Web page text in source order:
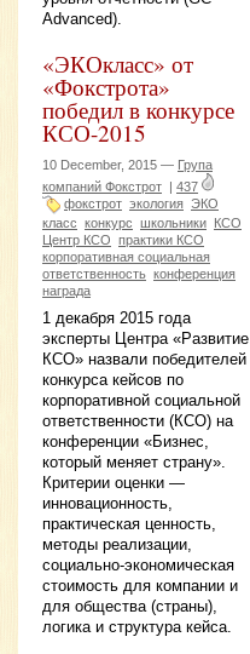
Advanced).
«ЭКОкласс» от
«Фокстрота»
победил в конкурсе
КСО-2015
10 December, 2015 — Група
компаний Фокстрот | 437
фокстрот экология ЭКО
класс конкурс школьники КСО
Центр КСО практики КСО
корпоративная социальная
ответственность конференция
награда
1 декабря 2015 года
эксперты Центра «Развитие
КСО» назвали победителей
конкурса кейсов по
корпоративной социальной
ответственности (КСО) на
конференции «Бизнес,
который меняет страну».
Критерии оценки —
инновационность,
практическая ценность,
методы реализации,
социально-экономическая
стоимость для компании и
для общества (страны),
логика и структура кейса.